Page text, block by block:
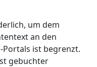
um dem
an den
ist begrenzt.
gebuchter